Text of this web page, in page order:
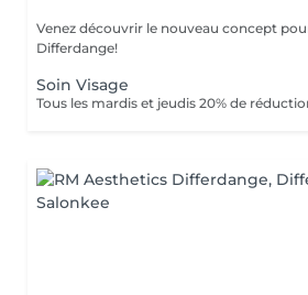
Venez découvrir le nouveau concept
Differdange!
Soin Visage
Tous les mardis et jeudis 20% de